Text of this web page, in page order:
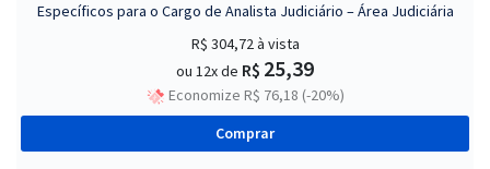
Específicos para o Cargo de Analista Judiciário – Área Judiciária
R$ 304,72à vista
ou 12x de R$ 25,39
Economize R$ 76,18 (-20%)
Comprar